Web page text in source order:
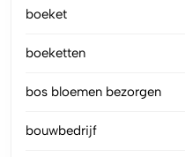
boeket
boeketten
bos bloemen bezorgen
bouwbedrijf